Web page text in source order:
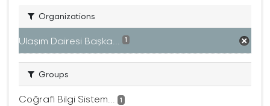
Organizations
Ulaşım Dairesi Başka... 1
Groups
Coğrafi Bilgi Sistem... 1